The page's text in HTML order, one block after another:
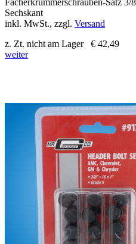
Fächerkrümmerschrauben-Satz
Sechskant
inkl. MwSt., zzgl. Versand
z. Zt. nicht am Lager
€ 42,49
weiter